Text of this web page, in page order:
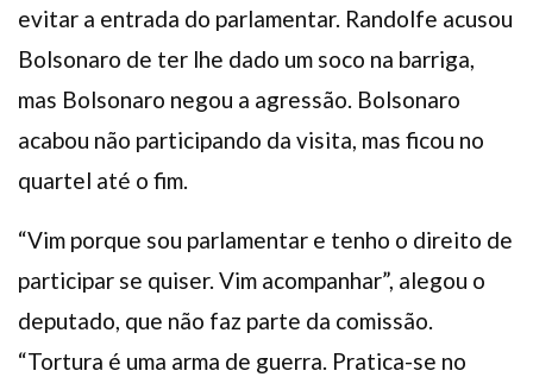
evitar a entrada do parlamentar. Randolfe acusou
Bolsonaro de ter lhe dado um soco na barriga,
mas Bolsonaro negou a agressão. Bolsonaro
acabou não participando da visita, mas ficou no
quartel até o fim.
“Vim porque sou parlamentar e tenho o direito de
participar se quiser. Vim acompanhar”, alegou o
deputado, que não faz parte da comissão.
“Tortura é uma arma de guerra. Pratica-se no